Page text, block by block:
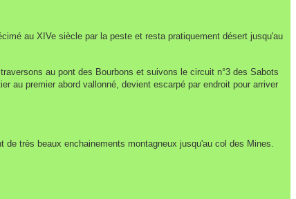
au XIVe siècle par la peste et resta pratiquement désert jusqu'au
traversons au pont des Bourbons et suivons le circuit n°3 des Sabots
au premier abord vallonné, devient escarpé par endroit pour arriver
de très beaux enchainements montagneux jusqu'au col des Mines.